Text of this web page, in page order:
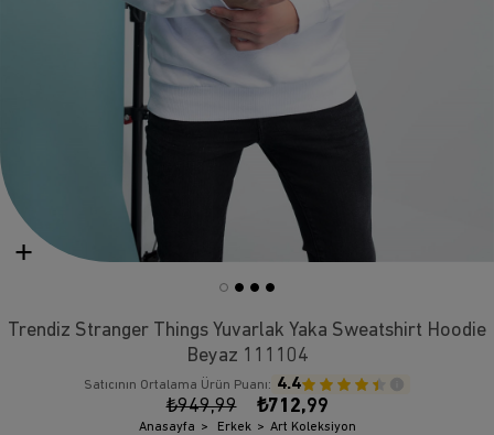
Trendiz Stranger Things Yuvarlak Yaka Sweatshirt Hoodie
Beyaz 111104
Satıcının Ortalama Ürün Puanı: 4.4
₺949,99 ₺712,99
Anasayfa Erkek Art Koleksiyon